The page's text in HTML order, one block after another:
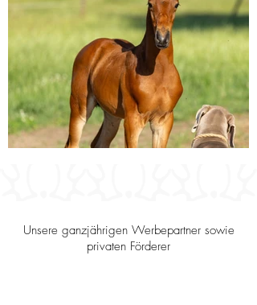
Unsere ganzjährigen Werbepartner sowie
privaten Förderer